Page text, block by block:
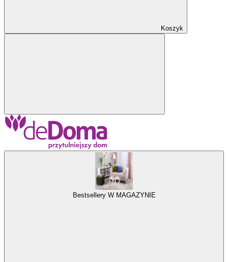
Koszyk
Bestsellery W MAGAZYNIE